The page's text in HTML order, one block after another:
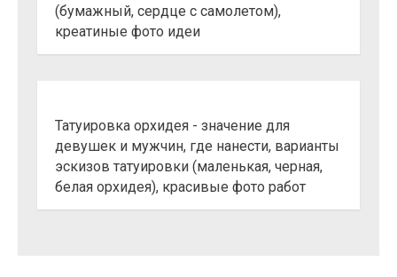
(бумажный, сердце с самолетом),
креатиные фото идеи
Татуировка орхидея - значение для
девушек и мужчин, где нанести, варианты
эскизов татуировки (маленькая, черная,
белая орхидея), красивые фото работ